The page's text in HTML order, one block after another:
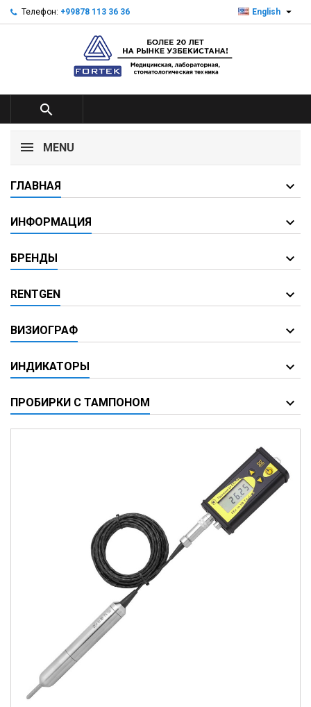
Телефон: +99878 113 36 36 English 

MENU
ГЛАВНАЯ
ИНФОРМАЦИЯ
БРЕНДЫ
RENTGEN
ВИЗИОГРАФ
ИНДИКАТОРЫ
ПРОБИРКИ С ТАМПОНОМ